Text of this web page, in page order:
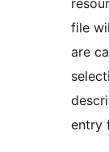
file
are
entry